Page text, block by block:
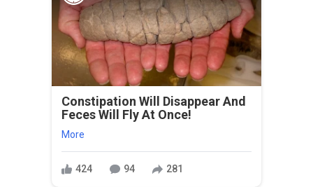
Constipation Will Disappear And
Feces Will Fly At Once!
More
424 94 281